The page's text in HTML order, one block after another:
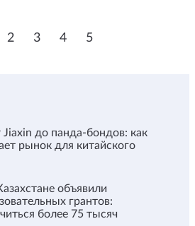
2 3 4 5
до панда-бондов: как
рынок для китайского
объявили
грантов:
более 75 тысяч